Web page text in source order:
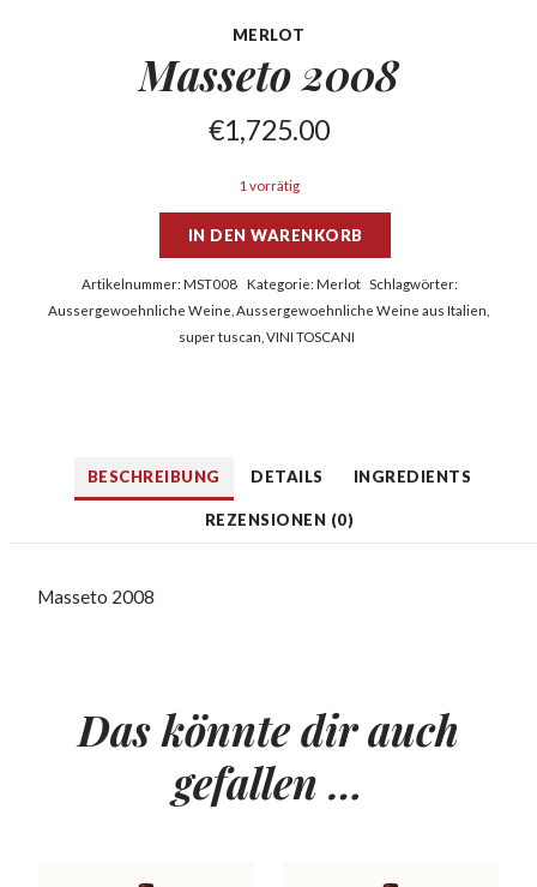
MERLOT
Masseto2008
€1,725.00
1 vorrätig
IN DEN WARENKORB
Artikelnummer:MST008 Kategorie: Merlot Schlagwörter:
Aussergewoehnliche Weine Aussergewoehnliche Weine aus Italien
super tuscan ,VINI TOSCANI
BESCHREIBUNG DETAILS INGREDIENTS
REZENSIONEN (0)
Masseto 2008
Das könnte dir auch
gefallen …